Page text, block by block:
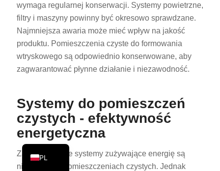
wymaga regularnej konserwacji. Systemy powietrzne,
filtry i maszyny powinny być okresowo sprawdzane.
Najmniejsza awaria może mieć wpływ na jakość
produktu. Pomieszczenia czyste do formowania
wtryskowego są odpowiednio konserwowane, aby
zagwarantować płynne działanie i niezawodność.
Systemy do pomieszczeń
czystych - efektywność
energetyczna
Zaawansowane systemy zużywające energię są
niezbędne w pomieszczeniach czystych. Jednak
PL
EN
IT
FR
NL
TR
AR
ES